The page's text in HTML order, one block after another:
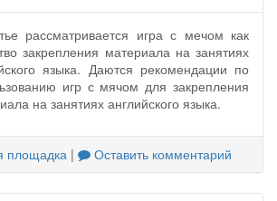
рассматривается игра с мечом как
закрепления материала на занятиях
языка. Даются рекомендации по
игр с мячом для закрепления
на занятиях английского языка.
площадка | Оставить комментарий